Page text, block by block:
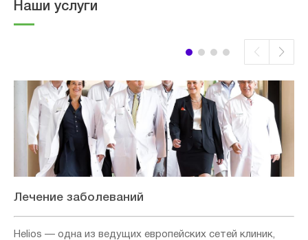
Наши услуги
Лечение заболеваний
Helios — одна из ведущих европейских сетей клиник,